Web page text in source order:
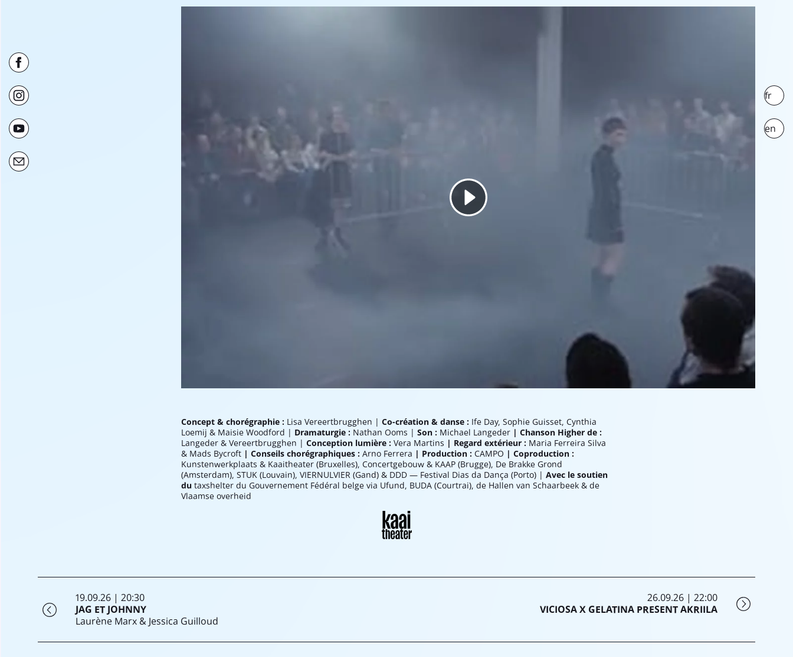
Concept & chorégraphie : Lisa Vereertbrugghen |Co-création & danse : Ife Day, Sophie Guisset, Cynthia
Loemij & Maisie Woodford | Dramaturgie : Nathan Ooms |Son : Michael Langeder | Chanson Higher de :
Langeder & Vereertbrugghen |Conception lumière : Vera Martins | Regard extérieur : Maria Ferreira Silva
& Mads Bycroft | Conseils chorégraphiques : Arno Ferrera | Production : CAMPO | Coproduction :
Kunstenwerkplaats & Kaaitheater (Bruxelles), Concertgebouw & KAAP (Brugge), De Brakke Grond
(Amsterdam), STUK (Louvain), VIERNULVIER (Gand) & DDD — Festival Dias da Dança (Porto) |Avec le soutien
du taxshelter du Gouvernement Fédéral belge via Ufund, BUDA (Courtrai), de Hallen van Schaarbeek & de
Vlaamse overheid
19.09.26 | 20:30
JAG ET JOHNNY
Laurène Marx & Jessica Guilloud
26.09.26 | 22:00
VICIOSA X GELATINA PRESENT AKRIILA
fr
en